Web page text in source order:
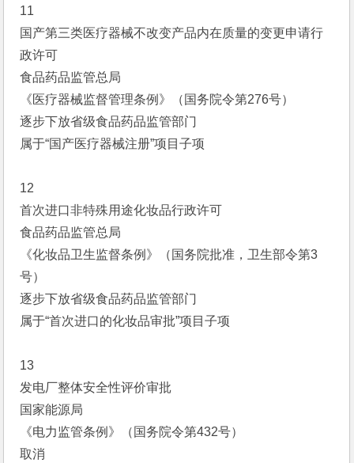
11
国产第三类医疗器械不改变产品内在质量的变更申请行
政许可
食品药品监管总局
《医疗器械监督管理条例》（国务院令第276号）
逐步下放省级食品药品监管部门
属于“国产医疗器械注册”项目子项
12
首次进口非特殊用途化妆品行政许可
食品药品监管总局
《化妆品卫生监督条例》（国务院批准，卫生部令第3
号）
逐步下放省级食品药品监管部门
属于“首次进口的化妆品审批”项目子项
13
发电厂整体安全性评价审批
国家能源局
《电力监管条例》（国务院令第432号）
取消